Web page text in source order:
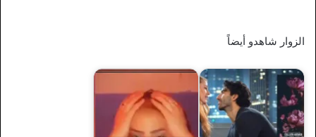
الزوار شاهدو أيضاً